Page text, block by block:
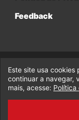
Feedback
© 2017-2026
Este site usa cookies
continuar a navegar,
mais, acesse: